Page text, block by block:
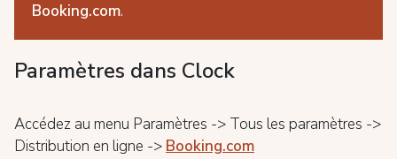
Booking.com.
Paramètres dans Clock
Accédez au menu Paramètres -> Tous les paramètres ->
Distribution en ligne -> Booking.com